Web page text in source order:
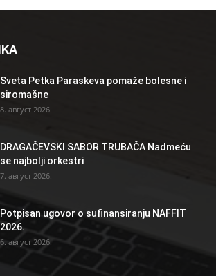
Sveta Petka Paraskeva pomaže bolesne i
siromašne
8. август 2026.
DRAGAČEVSKI SABOR TRUBAČA Nadmeću
se najbolji orkestri
7. август 2026.
Potpisan ugovor o sufinansiranju NAFFIT
2026.
6. август 2026.